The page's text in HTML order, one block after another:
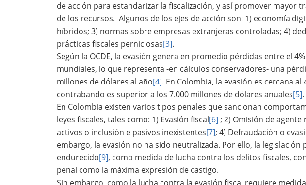
de acción para estandarizar la fiscalización, y así promover mayor
de los recursos. Algunos de los ejes de acción son: 1) economía
híbridos; 3) normas sobre empresas extranjeras controladas; 4)
prácticas fiscales perniciosas[3].
Según la OCDE, la evasión genera en promedio pérdidas entre el
mundiales, lo que representa -en cálculos conservadores- una
millones de dólares al año[4]. En Colombia, la evasión es cercana al
contrabando es superior a los 7.000 millones de dólares anuales[5].
En Colombia existen varios tipos penales que sancionan
leyes fiscales, tales como: 1) Evasión fiscal[6] ; 2) Omisión de
activos o inclusión e pasivos inexistentes[7]; 4) Defraudación o
embargo, la evasión no ha sido neutralizada. Por ello, la legislación
endurecido[9], como medida de lucha contra los delitos fiscales,
penal como la máxima expresión de castigo.
Sin embargo, como la lucha contra la evasión fiscal requiere